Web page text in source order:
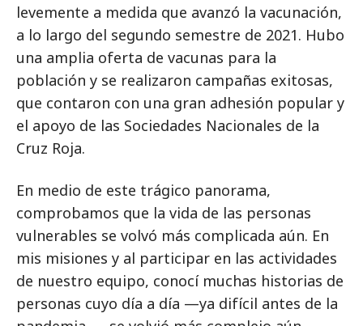
levemente a medida que avanzó la vacunación,
a lo largo del segundo semestre de 2021. Hubo
una amplia oferta de vacunas para la
población y se realizaron campañas exitosas,
que contaron con una gran adhesión popular y
el apoyo de las Sociedades Nacionales de la
Cruz Roja.
En medio de este trágico panorama,
comprobamos que la vida de las personas
vulnerables se volvó más complicada aún. En
mis misiones y al participar en las actividades
de nuestro equipo, conocí muchas historias de
personas cuyo día a día —ya difícil antes de la